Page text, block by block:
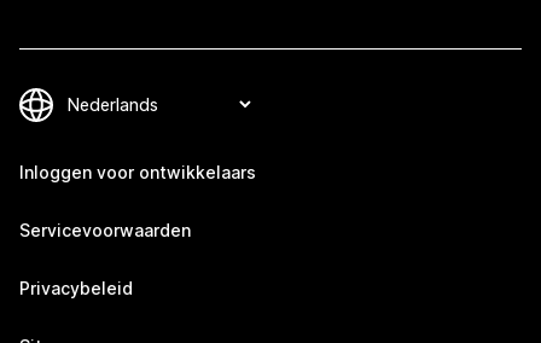
Inloggen voor ontwikkelaars
Servicevoorwaarden
Privacybeleid